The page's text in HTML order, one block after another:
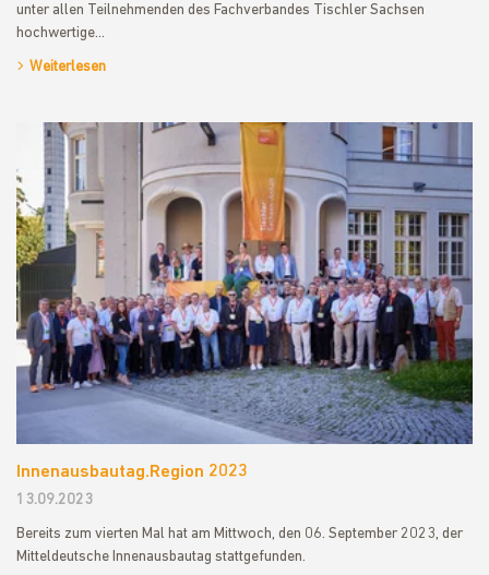
unter allen Teilnehmenden des Fachverbandes Tischler Sachsen
hochwertige…
Weiterlesen
Innenausbautag.Region 2023
13.09.2023
Bereits zum vierten Mal hat am Mittwoch, den 06. September 2023, der
Mitteldeutsche Innenausbautag stattgefunden.